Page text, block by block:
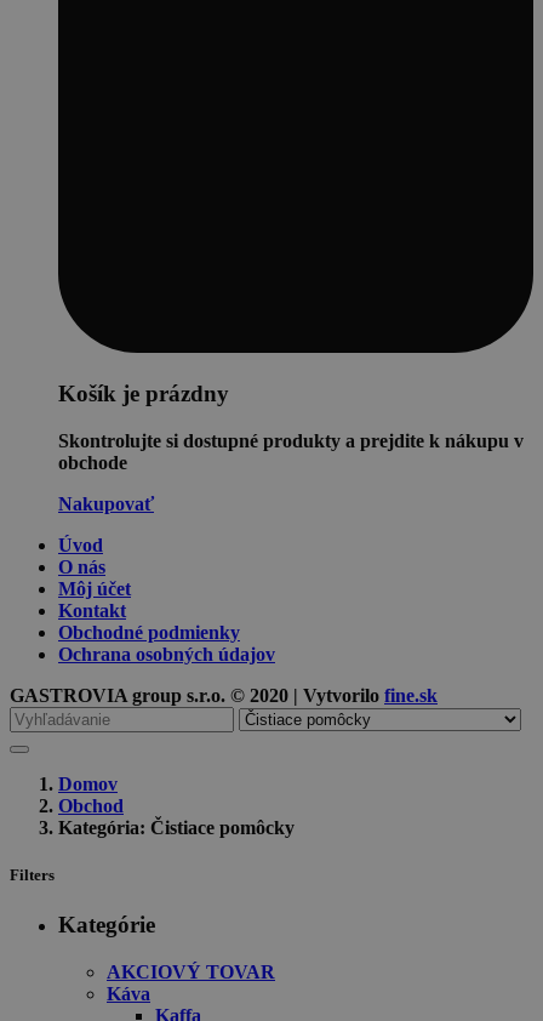
Košík je prázdny
Skontrolujte si dostupné produkty a prejdite k nákupu v
obchode
Nakupovať
Úvod
O nás
Môj účet
Kontakt
Obchodné podmienky
Ochrana osobných údajov
GASTROVIA group s.r.o. © 2020 | Vytvorilo fine.sk
Vyhľadávanie
pre
Domov
Obchod
Kategória: Čistiace pomôcky
Filters
Kategórie
AKCIOVÝ TOVAR
Káva
Kaffa